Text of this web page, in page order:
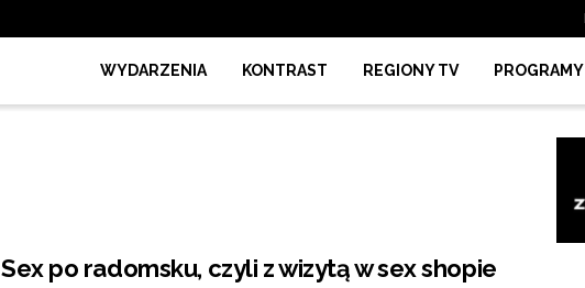
WYDARZENIA KONTRAST REGIONY TV PROGRAMY
Sex po radomsku, czyli z wizytą w sex shopie